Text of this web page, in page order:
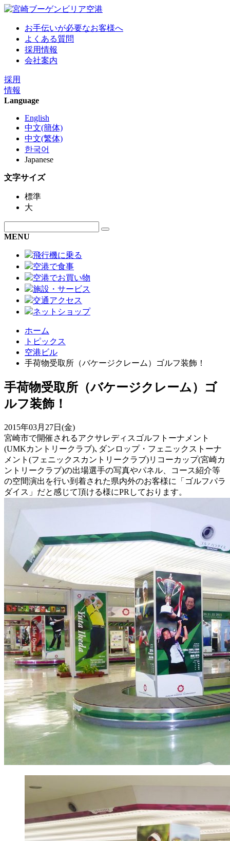
お手伝いが必要なお客様へ
よくある質問
採用情報
会社案内
採用
情報
Language
English
中文(簡体)
中文(繁体)
한국어
Japanese
文字サイズ
標準
大
MENU
飛行機に乗る
空港で食事
空港でお買い物
施設・サービス
交通アクセス
ネットショップ
ホーム
トピックス
空港ビル
手荷物受取所（バケージクレーム）ゴルフ装飾！
手荷物受取所（バケージクレーム）ゴ
ルフ装飾！
2015年03月27日(金)
宮崎市で開催されるアクサレディスゴルフトーナメント
(UMKカントリークラブ)､ダンロップ・フェニックストーナ
メント(フェニックスカントリークラブ)リコーカップ(宮崎カ
ントリークラブ)の出場選手の写真やパネル、コース紹介等
の空間演出を行い到着された県内外のお客様に「ゴルフパラ
ダイス」だと感じて頂ける様にPRしております。